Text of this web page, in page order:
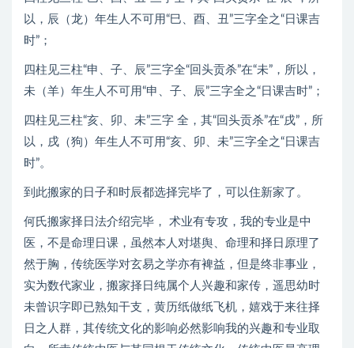
以，辰（龙）年生人不可用“巳、酉、丑”三字全之“日课吉
时”；
四柱见三柱“申、子、辰”三字全“回头贡杀”在“未”，所以，
未（羊）年生人不可用“申、子、辰”三字全之“日课吉时”；
四柱见三柱“亥、卯、未”三字 全，其“回头贡杀”在“戌”，所
以，戌（狗）年生人不可用“亥、卯、未”三字全之“日课吉
时”。
到此搬家的日子和时辰都选择完毕了，可以住新家了。
何氏搬家择日法介绍完毕， 术业有专攻，我的专业是中
医，不是命理日课，虽然本人对堪舆、命理和择日原理了
然于胸，传统医学对玄易之学亦有裨益，但是终非事业，
实为数代家业，搬家择日纯属个人兴趣和家传，遥思幼时
未曾识字即已熟知干支，黄历纸做纸飞机，嬉戏于来往择
日之人群，其传统文化的影响必然影响我的兴趣和专业取